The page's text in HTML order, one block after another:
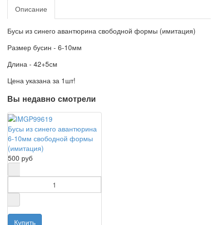
Описание
Бусы из синего авантюрина свободной формы (имитация)
Размер бусин - 6-10мм
Длина - 42+5см
Цена указана за 1шт!
Вы недавно смотрели
Бусы из синего авантюрина
6-10мм свободной формы
(имитация)
500 руб